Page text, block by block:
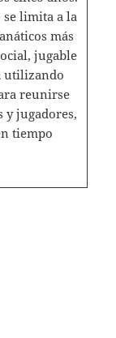
limita a la
más
jugable
utilizando
reunirse
y jugadores,
tiempo